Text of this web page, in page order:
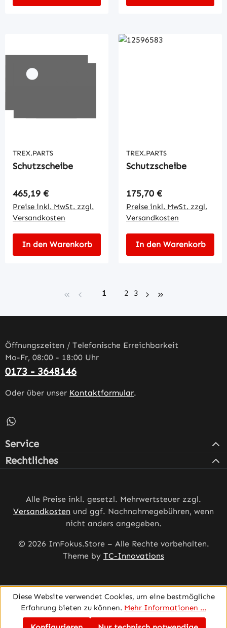
TREX.PARTS
Schutzscheibe
Regulärer Preis:
465,19 €
Preise inkl. MwSt. zzgl.
Versandkosten
In den Warenkorb
TREX.PARTS
Schutzscheibe
Regulärer Preis:
175,70 €
Preise inkl. MwSt. zzgl.
Versandkosten
In den Warenkorb
Seite
1 Seite
2 Seite
3
Öffnungszeiten / Telefonische Erreichbarkeit
Mo-Fr, 08:00 - 18:00 Uhr
0173 - 3648146
Oder über unser Kontaktformular.
Schreib uns auf WhatsApp – öffnet in neuem Tab
Service
Rechtliches
Alle Preise inkl. gesetzl. Mehrwertsteuer zzgl.
Versandkosten und ggf. Nachnahmegebühren, wenn
nicht anders angegeben.
© 2026 ImFokus.Store – Alle Rechte vorbehalten.
Theme by TC-Innovations
Diese Website verwendet Cookies, um eine bestmögliche
Erfahrung bieten zu können. Mehr Informationen ...